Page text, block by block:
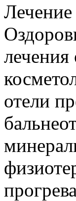
отели